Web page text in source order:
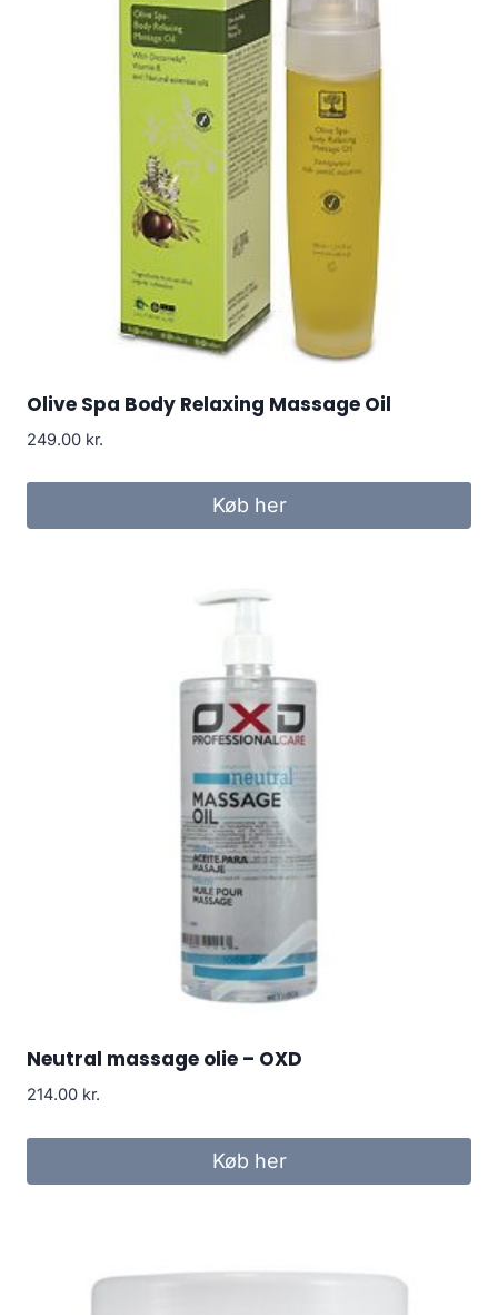
Olive Spa Body Relaxing Massage Oil
249.00 kr.
Køb her
Neutral massage olie – OXD
214.00 kr.
Køb her